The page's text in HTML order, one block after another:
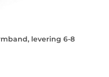
levering 6-8